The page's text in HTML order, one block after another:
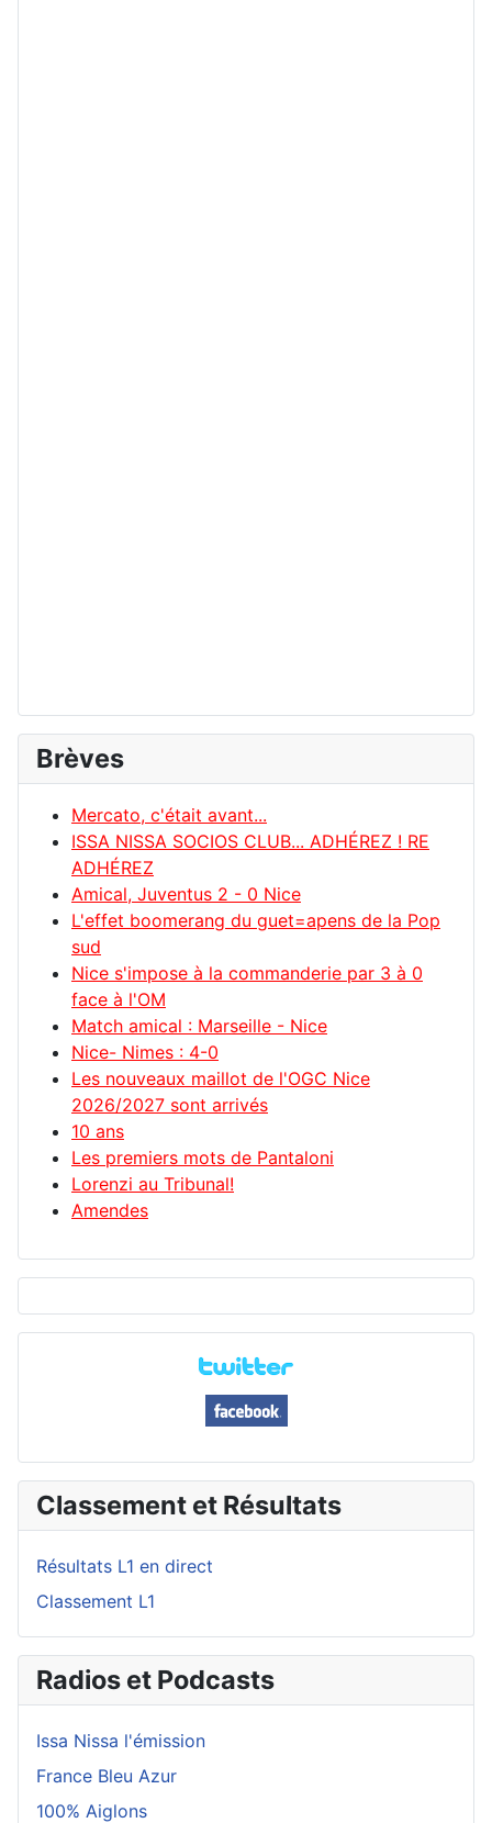
Brèves
Mercato, c'était avant...
ISSA NISSA SOCIOS CLUB... ADHÉREZ ! RE
ADHÉREZ
Amical, Juventus 2 - 0 Nice
L'effet boomerang du guet=apens de la Pop
sud
Nice s'impose à la commanderie par 3 à 0
face à l'OM
Match amical : Marseille - Nice
Nice- Nimes : 4-0
Les nouveaux maillot de l'OGC Nice
2026/2027 sont arrivés
10 ans
Les premiers mots de Pantaloni
Lorenzi au Tribunal!
Amendes
Classement et Résultats
Résultats L1 en direct
Classement L1
Radios et Podcasts
Issa Nissa l'émission
France Bleu Azur
100% Aiglons